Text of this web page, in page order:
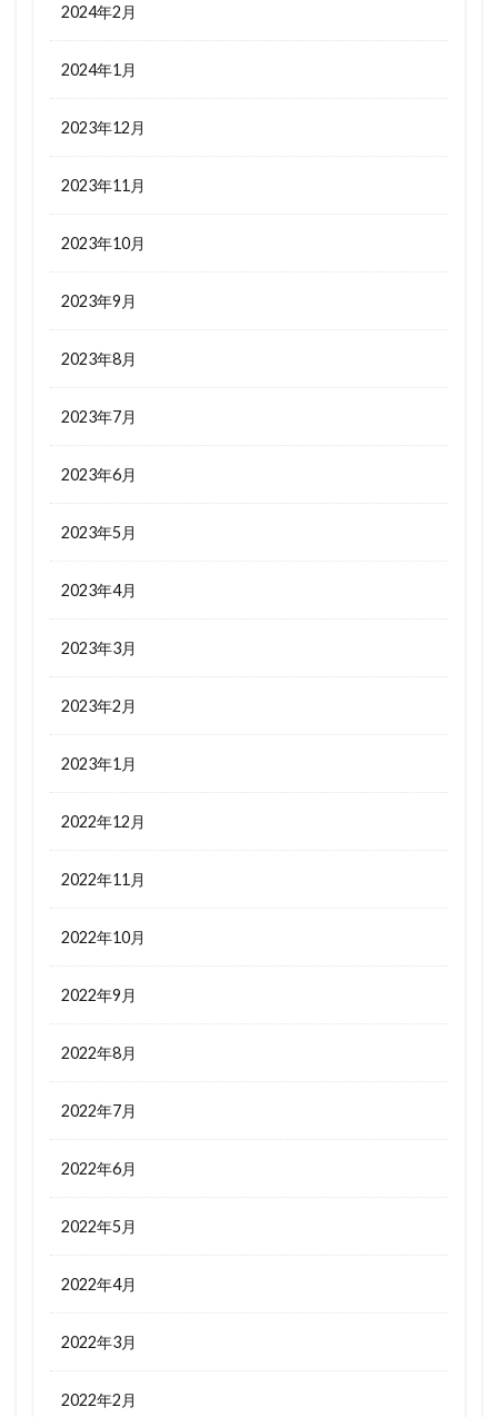
2024年2月
2024年1月
2023年12月
2023年11月
2023年10月
2023年9月
2023年8月
2023年7月
2023年6月
2023年5月
2023年4月
2023年3月
2023年2月
2023年1月
2022年12月
2022年11月
2022年10月
2022年9月
2022年8月
2022年7月
2022年6月
2022年5月
2022年4月
2022年3月
2022年2月